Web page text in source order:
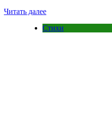
Читать далее
Стихи